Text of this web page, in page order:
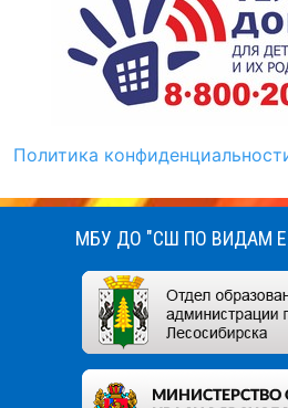
Политика
МБУ ДО "СШ ПО ВИДАМ